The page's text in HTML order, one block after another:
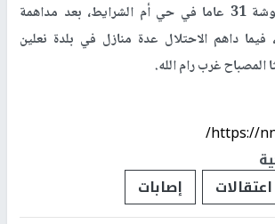
وأحمد جاسر أبو شوشة 31 عاما في حي أم الشرايط، بعد مداهمة
فيما داهم الاحتلال عدة منازل في بلدة نعلين
غرب رام الله.
https://
اعتقالات إصابات